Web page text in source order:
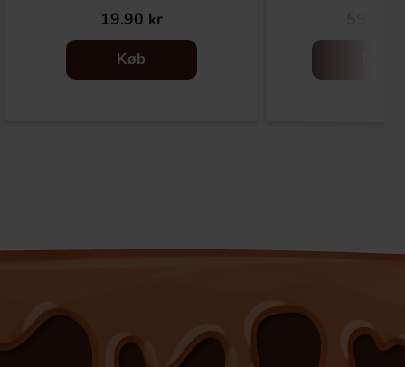
19.90 kr
Køb